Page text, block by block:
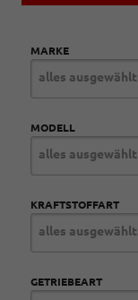
MARKE
alles ausgewählt
MODELL
alles ausgewählt
KRAFTSTOFFART
alles ausgewählt
GETRIEBEART